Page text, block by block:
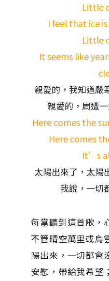
Little
I feel that ice
Little
It seems like
親愛的，我知道嚴
親愛的，周遭
Here comes the
Here comes
It’s
太陽出來了，太陽
我說，一切
每當聽到這首歌，
不管晴空萬里或烏
陽出來，一切都會
安慰，帶給我希望